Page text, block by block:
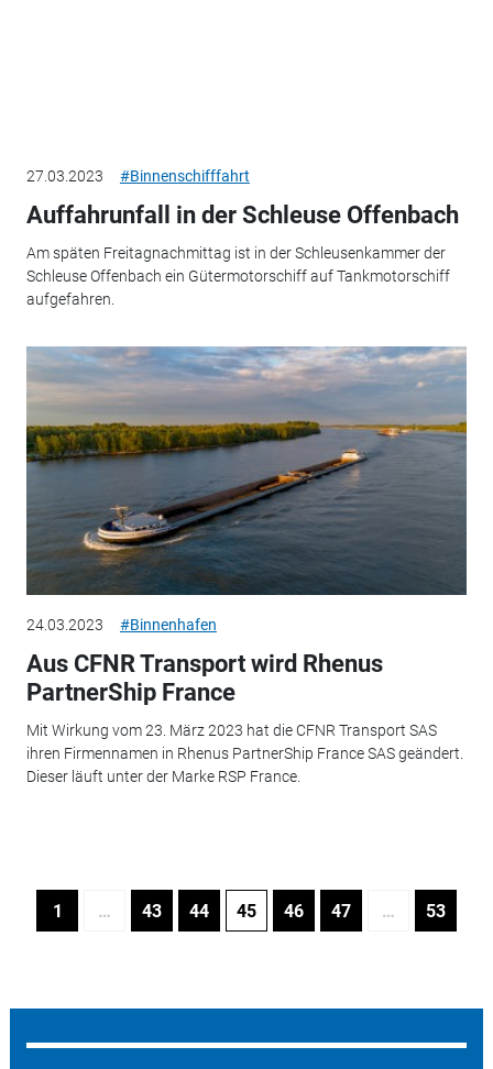
27.03.2023 #Binnenschifffahrt
Auffahrunfall in der Schleuse Offenbach
Am späten Freitagnachmittag ist in der Schleusenkammer der
Schleuse Offenbach ein Gütermotorschiff auf Tankmotorschiff
aufgefahren.
24.03.2023 #Binnenhafen
Aus CFNR Transport wird Rhenus
PartnerShip France
Mit Wirkung vom 23. März 2023 hat die CFNR Transport SAS
ihren Firmennamen in Rhenus PartnerShip France SAS geändert.
Dieser läuft unter der Marke RSP France.
1 … 43 44 45 46 47 … 53